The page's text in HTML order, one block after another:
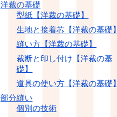
洋裁の基礎
型紙【洋裁の基礎】
生地と接着芯【洋裁の基礎】
縫い方【洋裁の基礎】
裁断と印し付け【洋裁の基
礎】
道具の使い方【洋裁の基礎】
部分縫い
個別の技術